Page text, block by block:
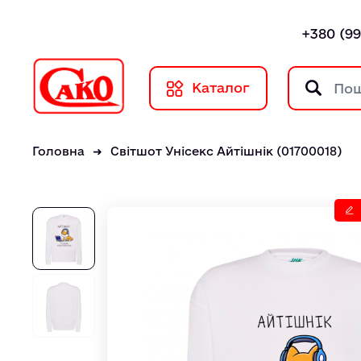
+380
Каталог
Головна Світшот Унісекс Айтiшнiк (01700018)